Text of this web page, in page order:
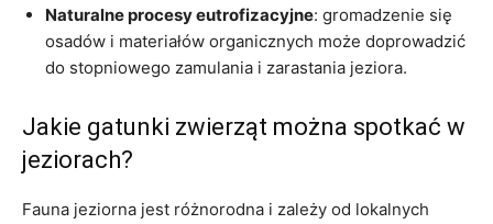
Naturalne procesy eutrofizacyjne: gromadzenie się
osadów i materiałów organicznych może doprowadzić
do stopniowego zamulania i zarastania jeziora.
Jakie gatunki zwierząt można spotkać w
jeziorach?
Fauna jeziorna jest różnorodna i zależy od lokalnych